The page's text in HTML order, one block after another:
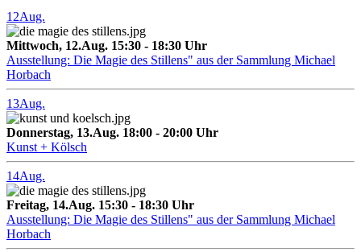
12Aug.
Mittwoch, 12.Aug. 15:30 - 18:30 Uhr
Ausstellung: Die Magie des Stillens" aus der Sammlung Michael
Horbach
13Aug.
Donnerstag, 13.Aug. 18:00 - 20:00 Uhr
Kunst + Kölsch
14Aug.
Freitag, 14.Aug. 15:30 - 18:30 Uhr
Ausstellung: Die Magie des Stillens" aus der Sammlung Michael
Horbach